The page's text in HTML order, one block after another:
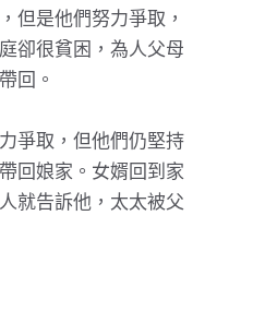
但是他們努力爭取，
卻很貧困，為人父母
回。
爭取，但他們仍堅持
回娘家。女婿回到家
就告訴他，太太被父